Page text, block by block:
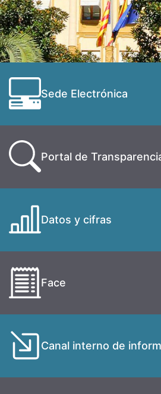
Sede Electrónica
Portal de
Datos y cifras
Face
Canal interno de